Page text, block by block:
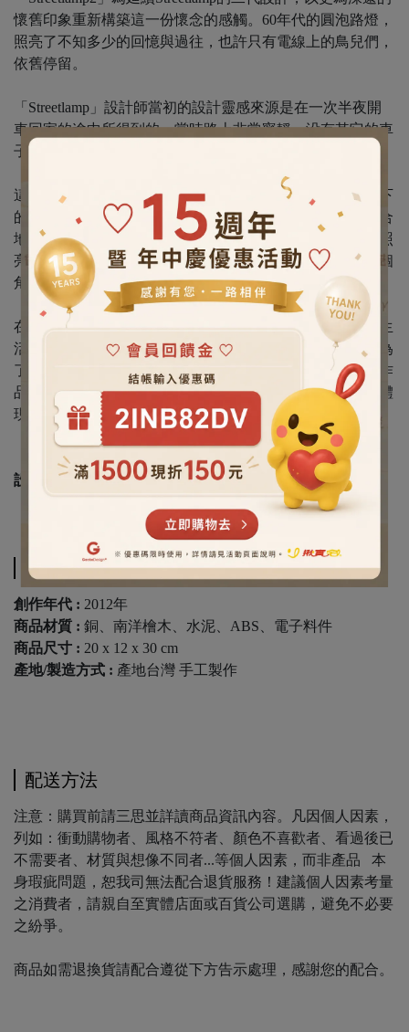
懷舊印象重新構築這一份懷念的感觸。60年代的圓泡路燈，
照亮了不知多少的回憶與過往，也許只有電線上的鳥兒們，
依舊停留。
「Streetlamp」設計師當初的設計靈感來源是在一次半夜開
車回家的途中所得到的，當時路上非常寧靜，没有其它的車
子和行人，就在經過一盞盞的路燈時突然得到的感觸。
這種感觸讓我想起從前的懷念景象：小時候和朋友在路燈下
的遊戲、第一次和女孩的約會聊天、遠足旅行出發前的集合
地點，每當我們在黑暗中獨自一個人的時候，它總是為你照
亮前方的道路，讓你不會迷途，並且點綴著城市中的每一個
角落，營造著四季依舊的寂靜景色。
在生活中，路燈一直默默的在扮演它的角色，一個在我們生
活中存在已久卻又非常低調的角色。相信現在還有很多人為
了理想，而夜以繼日不停的獨自努力奮鬥著。因此，這件作
品能夠很輕易的，引起那些人心中的情感共鳴，因為它能體
現一個人為追求理想而努力的心境。
設計師 : 林永雲
スペック
創作年代 : 2012年
商品材質 : 銅、南洋檜木、水泥、ABS、電子料件
商品尺寸 : 20 x 12 x 30 cm
產地/製造方式 : 產地台灣 手工製作
配送方法
注意：購買前請三思並詳讀商品資訊內容。凡因個人因素，
列如：衝動購物者、風格不符者、顏色不喜歡者、看過後已
不需要者、材質與想像不同者...等個人因素，而非產品 本
身瑕疵問題，恕我司無法配合退貨服務！建議個人因素考量
之消費者，請親自至實體店面或百貨公司選購，避免不必要
之紛爭。
商品如需退換貨請配合遵從下方告示處理，感謝您的配合。